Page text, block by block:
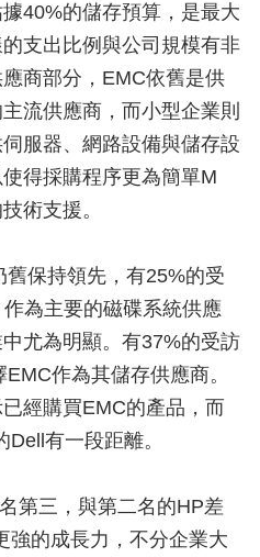
40%的儲存預算，是最大
支出比例與公司規模有非
商部分，EMC依舊是供
流供應商，而小型企業則
服器、網路設備與儲存設
得採購程序更為簡單M
術支援。
保持領先，有25%的受
為主要的磁碟系統供應
尤為明顯。有37%的受訪
作為其儲存供應商。
經購買EMC的產品，而
有一段距離。
第三，與第二名的HP差
強的成長力，不分企業大